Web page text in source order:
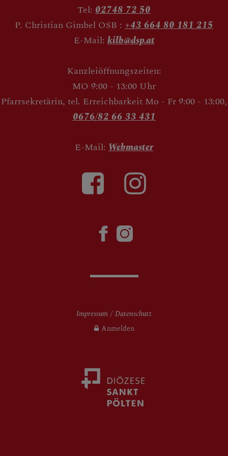
Tel: 02748 72 50
P. Christian Gimbel OSB : +43 664 80 181 215
E-Mail:kilb@dsp.at
Kanzleiöffnungszeiten:
MO 9:00 - 13:00 Uhr
Pfarrsekretärin, tel. Erreichbarkeit Mo - Fr 9:00 - 13:00,
0676/82 66 33 431
E-Mail: Webmaster
Impressum
Datenschutz
Anmelden